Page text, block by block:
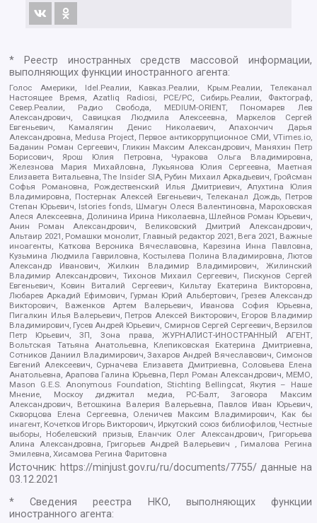
* Реестр иностранных средств массовой информации,
выполняющих функции иностранного агента:
Голос Америки, Idel.Реалии, Кавказ.Реалии, Крым.Реалии, Телеканал
Настоящее Время, Azatliq Radiosi, PCE/PC, Сибирь.Реалии, Фактограф,
Север.Реалии, Радио Свобода, MEDIUM-ORIENT, Пономарев Лев
Александрович, Савицкая Людмила Алексеевна, Маркелов Сергей
Евгеньевич, Камалягин Денис Николаевич, Апахончич Дарья
Александровна, Medusa Project, Первое антикоррупционное СМИ, VTimes.io,
Баданин Роман Сергеевич, Гликин Максим Александрович, Маняхин Петр
Борисович, Ярош Юлия Петровна, Чуракова Ольга Владимировна,
Железнова Мария Михайловна, Лукьянова Юлия Сергеевна, Маетная
Елизавета Витальевна, The Insider SIA, Рубин Михаил Аркадьевич, Гройсман
Софья Романовна, Рождественский Илья Дмитриевич, Апухтина Юлия
Владимировна, Постернак Алексей Евгеньевич, Телеканал Дождь, Петров
Степан Юрьевич, Istories fonds, Шмагун Олеся Валентиновна, Мароховская
Алеся Алексеевна, Долинина Ирина Николаевна, Шлейнов Роман Юрьевич,
Анин Роман Александрович, Великовский Дмитрий Александрович,
Альтаир 2021, Ромашки монолит, Главный редактор 2021, Вега 2021, Важные
иноагенты, Каткова Вероника Вячеславовна, Карезина Инна Павловна,
Кузьмина Людмила Гавриловна, Костылева Полина Владимировна, Лютов
Александр Иванович, Жилкин Владимир Владимирович, Жилинский
Владимир Александрович, Тихонов Михаил Сергеевич, Пискунов Сергей
Евгеньевич, Ковин Виталий Сергеевич, Кильтау Екатерина Викторовна,
Любарев Аркадий Ефимович, Гурман Юрий Альбертович, Грезев Александр
Викторович, Важенков Артем Валерьевич, Иванова София Юрьевна,
Пигалкин Илья Валерьевич, Петров Алексей Викторович, Егоров Владимир
Владимирович, Гусев Андрей Юрьевич, Смирнов Сергей Сергеевич, Верзилов
Петр Юрьевич, ЗП, Зона права, ЖУРНАЛИСТ-ИНОСТРАННЫЙ АГЕНТ,
Вольтская Татьяна Анатольевна, Клепиковская Екатерина Дмитриевна,
Сотников Даниил Владимирович, Захаров Андрей Вячеславович, Симонов
Евгений Алексеевич, Сурначева Елизавета Дмитриевна, Соловьева Елена
Анатольевна, Арапова Галина Юрьевна, Перл Роман Александрович, МЕМО,
Mason G.E.S. Anonymous Foundation, Stichting Bellingcat, Якутия – Наше
Мнение, Москоу диджитал медиа, РС-Балт, Заговора Максим
Александрович, Ветошкина Валерия Валерьевна, Павлов Иван Юрьевич,
Скворцова Елена Сергеевна, Оленичев Максим Владимирович, Как бы
инагент, Кочетков Игорь Викторович, Иркутский союз библиофилов, Честные
выборы, Нобелевский призыв, Еланчик Олег Александрович, Григорьева
Алина Александровна, Григорьев Андрей Валерьевич , Гималова Регина
Эмилевна, Хисамова Регина Фаритовна
Источник: https://minjust.gov.ru/ru/documents/7755/ данные на
03.12.2021
* Сведения реестра НКО, выполняющих функции
иностранного агента: